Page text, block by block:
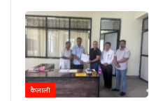
कैलाली